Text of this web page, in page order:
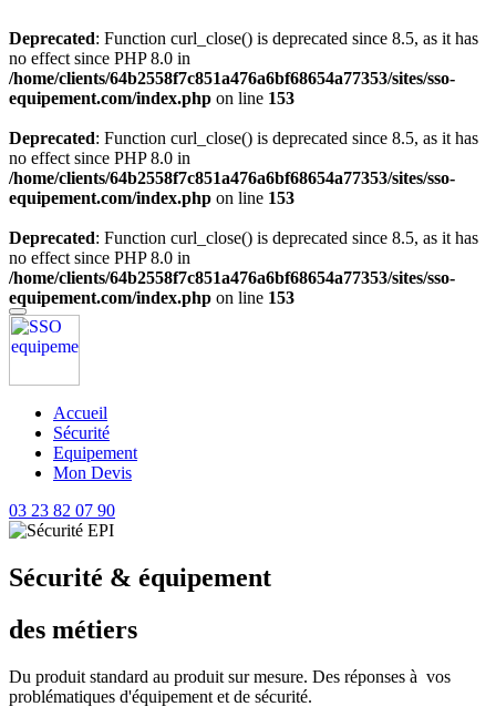
Deprecated: Function curl_close() is deprecated since 8.5, as it has
no effect since PHP 8.0 in
/home/clients/64b2558f7c851a476a6bf68654a77353/sites/sso-
equipement.com/index.php on line 153
Deprecated: Function curl_close() is deprecated since 8.5, as it has
no effect since PHP 8.0 in
/home/clients/64b2558f7c851a476a6bf68654a77353/sites/sso-
equipement.com/index.php on line 153
Deprecated: Function curl_close() is deprecated since 8.5, as it has
no effect since PHP 8.0 in
/home/clients/64b2558f7c851a476a6bf68654a77353/sites/sso-
equipement.com/index.php on line 153
Accueil
Sécurité
Equipement
Mon Devis
03 23 82 07 90
Sécurité & équipement
des métiers
Du produit standard au produit sur mesure. Des réponses à vos
problématiques d'équipement et de sécurité.